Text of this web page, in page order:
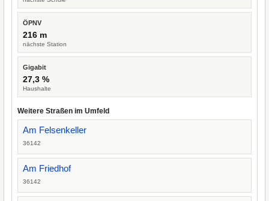
ÖPNV
216 m
nächste Station
Gigabit
27,3 %
Haushalte
Weitere Straßen im Umfeld
Am Felsenkeller
36142
Am Friedhof
36142